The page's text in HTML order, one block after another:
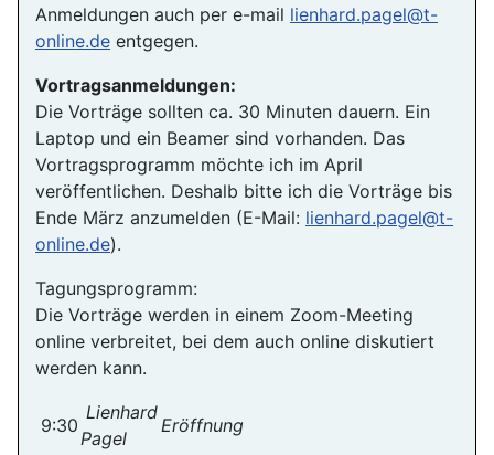
Anmeldungen auch per e-mail lienhard.pagel@t-
online.de entgegen.
Vortragsanmeldungen:
Die Vorträge sollten ca. 30 Minuten dauern. Ein
Laptop und ein Beamer sind vorhanden. Das
Vortragsprogramm möchte ich im April
veröffentlichen. Deshalb bitte ich die Vorträge bis
Ende März anzumelden (E-Mail: lienhard.pagel@t-
online.de).
Tagungsprogramm:
Die Vorträge werden in einem Zoom-Meeting
online verbreitet, bei dem auch online diskutiert
werden kann.
9:30
Lienhard
Pagel
Eröffnung